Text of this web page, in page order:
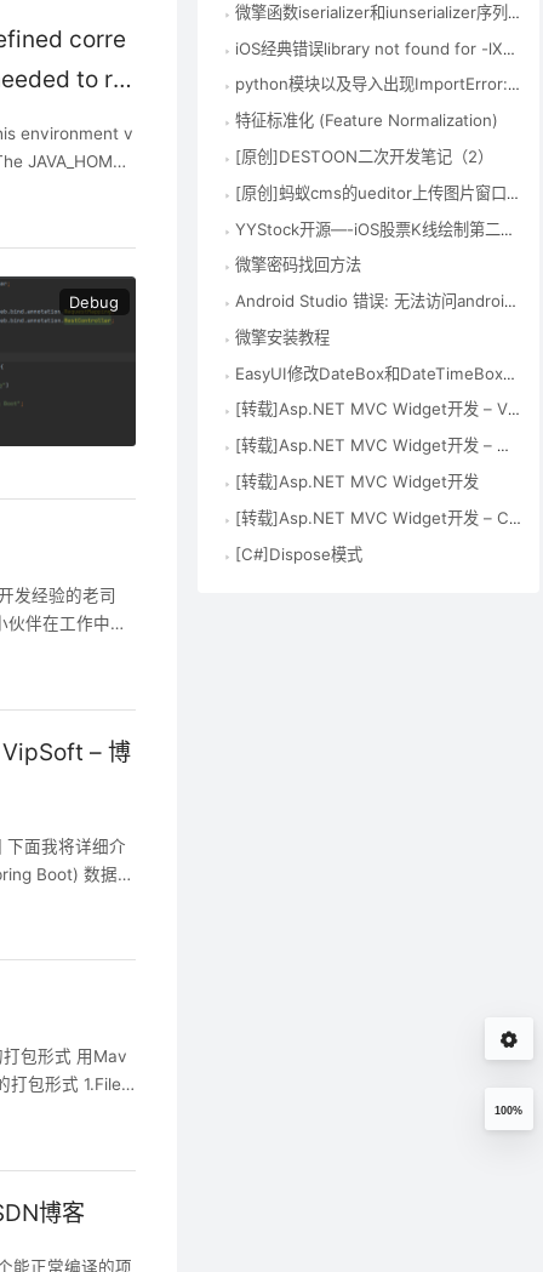
corre
to ru
environment v
JAVA_HOME
Debug
发经验的老司
伴在工作中可
– 博
面我将详细介
Boot) 数据
包形式 用Mav
打包形式 1.File-
博客
能正常编译的项
微擎函数iserializer和iunserializer序列化函数 – CSDN博客
iOS经典错误library not found for -lXXX – 简书
python模块以及导入出现ImportError: No module named ‘xxx’问题 – 我的新博客 – 博客频道 – CSDN.NET
特征标准化 (Feature Normalization)
[原创]DESTOON二次开发笔记（2）
[原创]蚂蚁cms的ueditor上传图片窗口提示Uncaught SecurityError:Blocked a frame with origin错误解决方法
YYStock开源—-iOS股票K线绘制第二版 – yate1996 – 博客园
微擎密码找回方法
Android Studio 错误: 无法访问android.support.v7.app.ActionBarActivity 找不到 类文件 – suirosu的专栏 – 博客频道 – CSDN.NET
微擎安装教程
EasyUI修改DateBox和DateTimeBox的默认日期格式
[转载]Asp.NET MVC Widget开发 – ViewEngine
[转载]Asp.NET MVC Widget开发 – Mobile支持
[转载]Asp.NET MVC Widget开发
[转载]Asp.NET MVC Widget开发 – Controller控制器
[C#]Dispose模式
100%